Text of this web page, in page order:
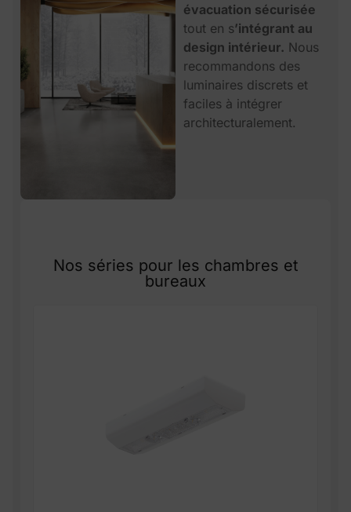
évacuation sécurisée
tout en s’intégrant au
design intérieur. Nous
recommandons des
luminaires discrets et
faciles à intégrer
architecturalement.
Nos séries pour les chambres et
bureaux